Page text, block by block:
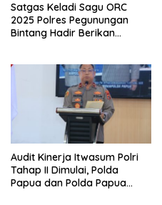
Satgas Keladi Sagu ORC
2025 Polres Pegunungan
Bintang Hadir Berikan
Audit Kinerja Itwasum Polri
Tahap II Dimulai, Polda
Papua dan Polda Papua